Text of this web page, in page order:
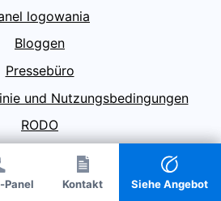
logowania
Bloggen
Pressebüro
und Nutzungsbedingungen
RODO
2026
an Kontakt
Panel Kontakt Siehe Angebot